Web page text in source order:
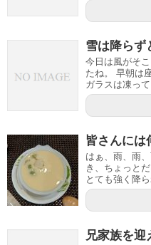
雪は降らず
今日は風がそ
たね。 早朝は
ガラスは凍っ
皆さんには
はぁ、雨、雨
き、ちょっと
とても強く降
兄家族を迎